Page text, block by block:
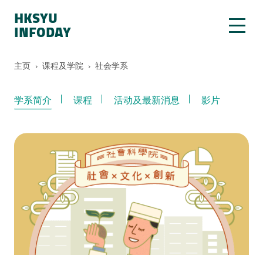
HKSYU
INFODAY
主页 › 课程及学院 › 社会学系
学系简介 课程 活动及最新消息 影片